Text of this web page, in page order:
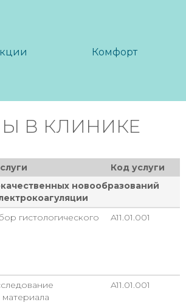
Комфорт
В КЛИНИКЕ
Код услуги
новообразований
гистологического
A11.01.001
материала
A11.01.001